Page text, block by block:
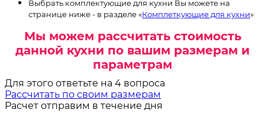
Выбрать комплектующие для кухни Вы можете на
странице ниже - в разделе «Комплеткующие для кухни»
Мы можем рассчитать стоимость
данной кухни по вашим размерам и
параметрам
Для этого ответьте на 4 вопроса
Рассчитать по своим размерам
Расчет отправим в течение дня